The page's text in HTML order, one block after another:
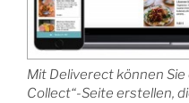
Mit Deliverect können
Collect“-Seite erstellen,